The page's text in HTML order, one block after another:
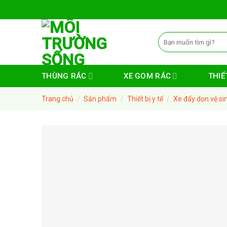
to
Tìm
kiếm:
THÙNG RÁC XE GOM RÁC
Trang chủ / Sản phẩm / Thiết bị y tế / Xe đẩy dọn vệ